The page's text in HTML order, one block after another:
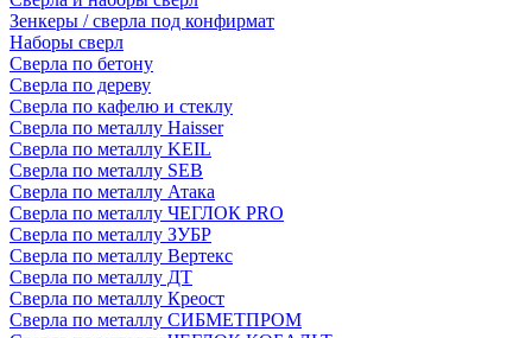
Зенкеры / сверла под конфирмат
Наборы сверл
Сверла по бетону
Сверла по дереву
Сверла по кафелю и стеклу
Сверла по металлу Haisser
Сверла по металлу KEIL
Сверла по металлу SEB
Сверла по металлу Атака
Сверла по металлу ЧЕГЛОК PRO
Сверла по металлу ЗУБР
Сверла по металлу Вертекс
Сверла по металлу ДТ
Сверла по металлу Креост
Сверла по металлу СИБМЕТПРОМ